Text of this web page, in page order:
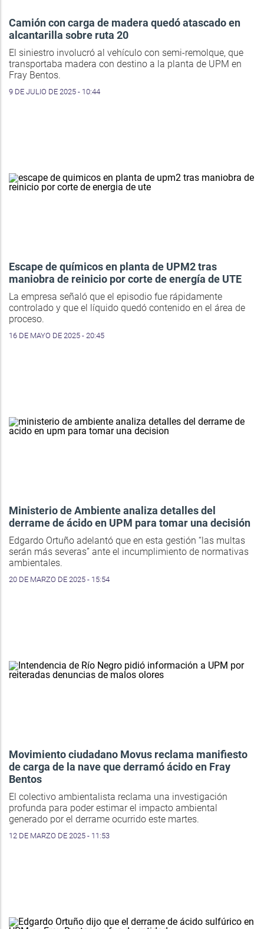
Camión con carga de madera quedó atascado en
alcantarilla sobre ruta 20
El siniestro involucró al vehículo con semi-remolque, que
transportaba madera con destino a la planta de UPM en
Fray Bentos.
9 DE JULIO DE 2025 - 10:44
Escape de químicos en planta de UPM2 tras
maniobra de reinicio por corte de energía de UTE
La empresa señaló que el episodio fue rápidamente
controlado y que el líquido quedó contenido en el área de
proceso.
16 DE MAYO DE 2025 - 20:45
Ministerio de Ambiente analiza detalles del
derrame de ácido en UPM para tomar una decisión
Edgardo Ortuño adelantó que en esta gestión “las multas
serán más severas” ante el incumplimiento de normativas
ambientales.
20 DE MARZO DE 2025 - 15:54
Movimiento ciudadano Movus reclama manifiesto
de carga de la nave que derramó ácido en Fray
Bentos
El colectivo ambientalista reclama una investigación
profunda para poder estimar el impacto ambiental
generado por el derrame ocurrido este martes.
12 DE MARZO DE 2025 - 11:53